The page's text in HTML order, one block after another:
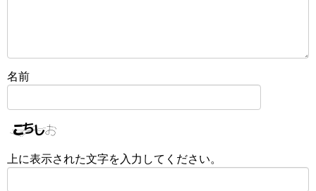
名前
上に表示された文字を入力してください。